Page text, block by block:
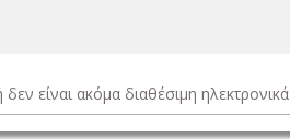
δεν είναι ακόμα διαθέσιμη ηλεκτρονικά